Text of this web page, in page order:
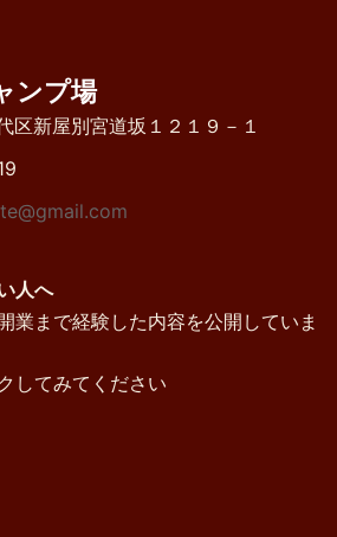
ンプ場
区新屋別宮道坂１２１９－１
人へ
業まで経験した内容を公開していま
してみてください